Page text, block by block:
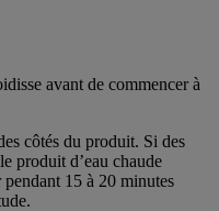
avant de commencer à
côtés du produit. Si des
produit d’eau chaude
pendant 15 à 20 minutes